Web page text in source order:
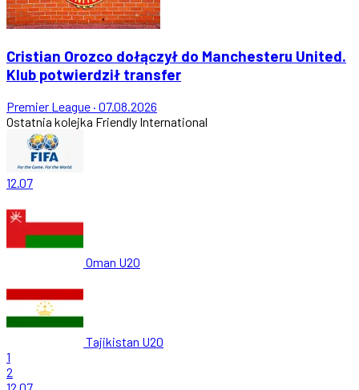
Cristian Orozco dołączył do Manchesteru United.
Klub potwierdził transfer
Premier League · 07.08.2026
Ostatnia kolejka Friendly International
12.07
Oman U20
Tajikistan U20
1
2